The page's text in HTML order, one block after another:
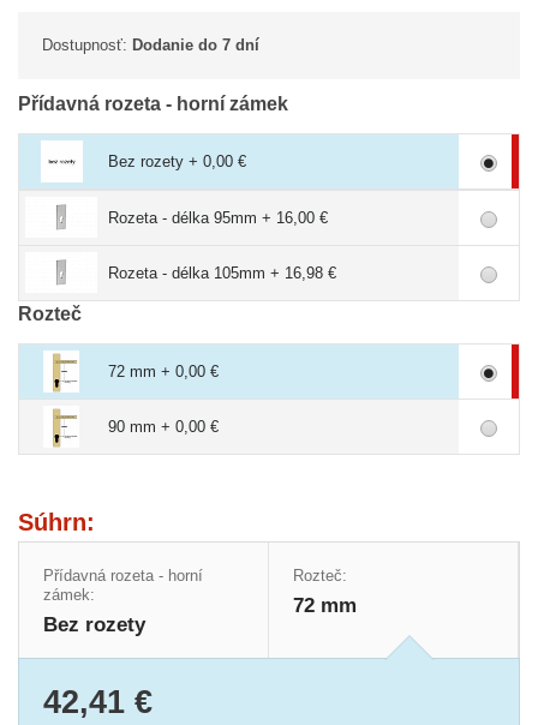
Dostupnosť: Dodanie do 7 dní
Přídavná rozeta - horní zámek
Bez rozety + 0,00 €
Rozeta - délka 95mm + 16,00 €
Rozeta - délka 105mm + 16,98 €
Rozteč
72 mm + 0,00 €
90 mm + 0,00 €
Súhrn:
Přídavná rozeta - horní
zámek:
Bez rozety
Rozteč:
72 mm
42,41 €